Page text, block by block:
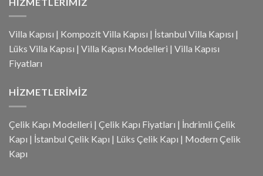
Villa Kapısı | Kompozit Villa Kapısı | İstanbul Villa Kapısı |
Lüks Villa Kapısı | Villa Kapısı Modelleri | Villa Kapısı
Fiyatları
HIZMETLERIMIZ
Çelik Kapı Modelleri | Çelik Kapı Fiyatları | İndrimli Çelik
Kapı | İstanbul Çelik Kapı | Lüks Çelik Kapı | Modern Çelik
Kapı